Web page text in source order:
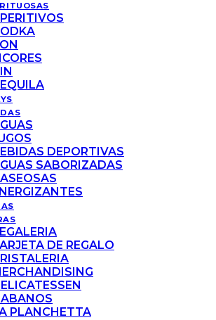
DEPORTIVAS
SABORIZADAS
DE REGALO
PLANCHETTA